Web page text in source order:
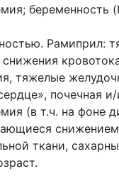
беременность
Рамиприл:
снижения
тяжелые
почечная
(в т.ч. на фоне
снижением
ткани,